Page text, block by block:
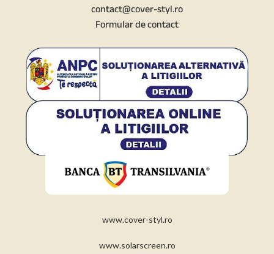
contact@cover-styl.ro
Formular de contact
www.cover-styl.ro
www.solarscreen.ro